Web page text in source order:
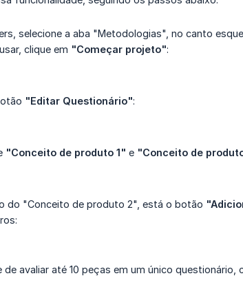
selecione a aba "Metodologias", no canto
clique em "Começar projeto":
"Editar Questionário":
"Conceito de produto 1" e "Conceito de
do "Conceito de produto 2", está o botão
avaliar até 10 peças em um único questionário,